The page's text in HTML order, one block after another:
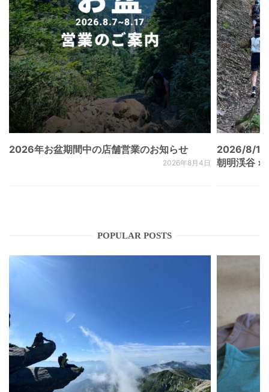
2026年お盆期間中の店舗営業のお知らせ
2026年8月4日
2026/8/
朝明渓谷 ×
POPULAR POSTS